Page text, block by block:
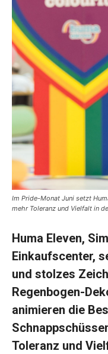
Im Pride-Monat Juni setzt
mehr Toleranz und Vielfalt in
Huma Eleven,
Einkaufscenter,
und stolzes
Regenbogen-
animieren die
Toleranz und